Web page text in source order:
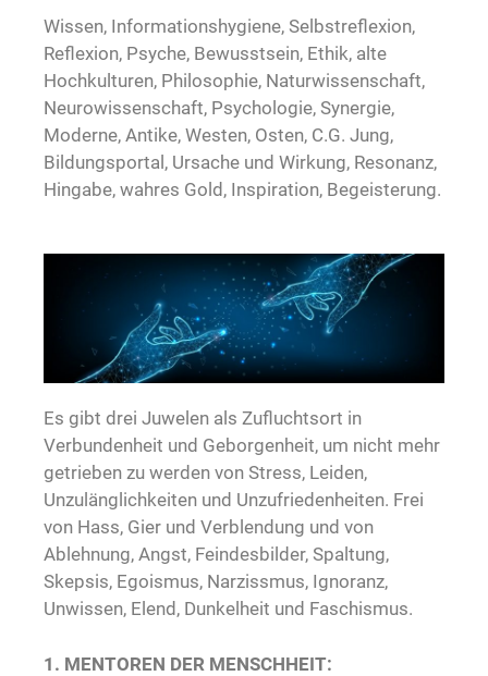
Wissen, Informationshygiene, Selbstreflexion,
Reflexion, Psyche, Bewusstsein, Ethik, alte
Hochkulturen, Philosophie, Naturwissenschaft,
Neurowissenschaft, Psychologie, Synergie,
Moderne, Antike, Westen, Osten, C.G. Jung,
Bildungsportal, Ursache und Wirkung, Resonanz,
Hingabe, wahres Gold, Inspiration, Begeisterung.
Es gibt drei Juwelen als Zufluchtsort in
Verbundenheit und Geborgenheit, um nicht mehr
getrieben zu werden von Stress, Leiden,
Unzulänglichkeiten und Unzufriedenheiten. Frei
von Hass, Gier und Verblendung und von
Ablehnung, Angst, Feindesbilder, Spaltung,
Skepsis, Egoismus, Narzissmus, Ignoranz,
Unwissen, Elend, Dunkelheit und Faschismus.
1. MENTOREN DER MENSCHHEIT: